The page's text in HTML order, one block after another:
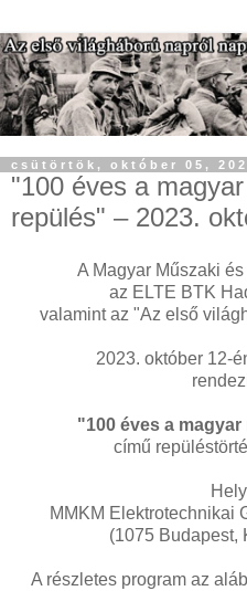
csütörtök, október 05,
"100 éves a
repülés" – 2023.
A Magyar Műszaki
az ELTE BTK
valamint az "Az első
2023. október 12-
"100 éves a
című
MMKM Elektrotechnikai
(1075 Budapest,
A részletes program az